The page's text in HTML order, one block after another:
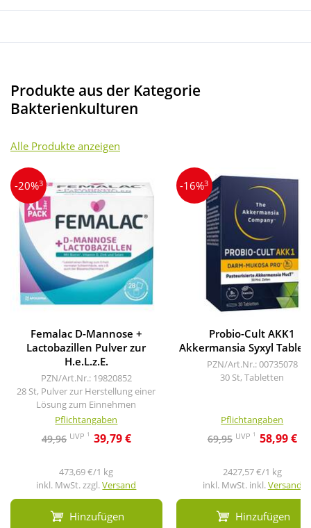
Produkte aus der Kategorie
Bakterienkulturen
Alle Produkte anzeigen
-20%3
Femalac D-Mannose +
Lactobazillen Pulver zur
H.e.L.z.E.
PZN/Art.Nr.: 19820852
28 St, Pulver zur Herstellung einer
Lösung zum Einnehmen
Pflichtangaben
49,96 UVP 1 39,79 €
473,69 €/1 kg
inkl. MwSt. zzgl.Versand
Hinzufügen
-16%3
Probio-Cult AKK1
Akkermansia Syxyl
PZN/Art.Nr.: 00735078
30 St, Tabletten
Pflichtangaben
69,95 UVP 1 58,99 €
2427,57 €/1 kg
inkl. MwSt. inkl.Versand
Hinzufügen